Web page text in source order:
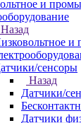
и
Назад
сенсоры
Назад
Датчики/
Датчики